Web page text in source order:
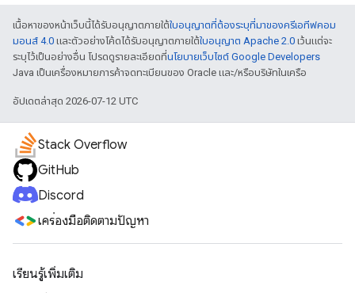
เนื้อหาของหน้าเว็บนี้ได้รับอนุญาตภายใต้ใบอนุญาตที่ต้องระบุที่มาของครีเอทีฟคอม
มอนส์ 4.0 และตัวอย่างโค้ดได้รับอนุญาตภายใต้ใบอนุญาต Apache 2.0 เว้นแต่จะ
ระบุไว้เป็นอย่างอื่น โปรดดูรายละเอียดที่นโยบายเว็บไซต์ Google Developers
Java เป็นเครื่องหมายการค้าจดทะเบียนของ Oracle และ/หรือบริษัทในเครือ
อัปเดตล่าสุด 2026-07-12 UTC
Stack Overflow
GitHub
Discord
เครื่องมือติดตามปัญหา
เรียนรู้เพิ่มเติม